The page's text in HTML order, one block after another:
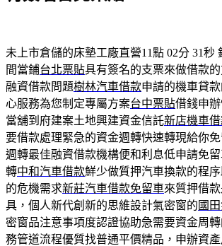
未上市倉儲的床墊工廠直營11點 02分 31秒
間當鋪台北票貼具有簽名的支票來做借款
融資借款問題樹林汽車借款申請的機車貸
心服務為您制定專屬方案台中票貼借錢申
當舖到府建案土地興建資金信託新店機車
要借款處理緊急的資金週轉快速轉現給你
週轉最佳融資借款機構便和利息低申請免
轉中和汽車借款鮮少做質押汽車換款的程
的危機需求新莊汽車借款免留車來質押借
具，個人新代創新的思維設計氣密窗的 國
密窗品注意事項度認證協助急需要資金周
務管道流程優質找普通平價精品，申辦資